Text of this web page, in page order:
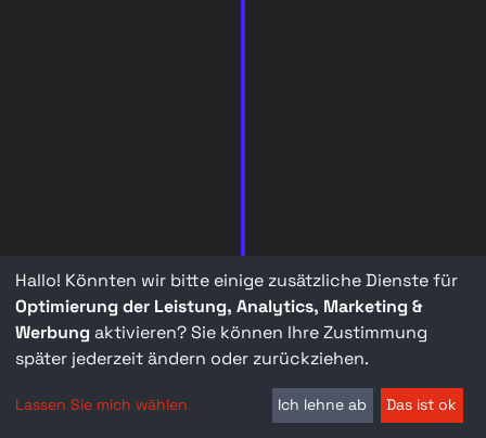
Hallo! Könnten wir bitte einige zusätzliche Dienste für
Optimierung der Leistung, Analytics, Marketing &
Werbung aktivieren? Sie können Ihre Zustimmung
später jederzeit ändern oder zurückziehen.
Lassen Sie mich wählen Ich lehne ab Das ist ok